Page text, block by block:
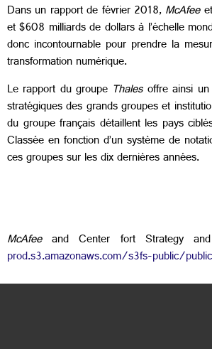
Dans un rapport de février 2018,McAfee
et $608 milliards de dollars à l’échelle
donc incontournable pour prendre la
transformation numérique.
Le rapport du groupe Thalesoffre ainsi un
stratégiques des grands groupes et
du groupe français détaillent les pays
Classée en fonction d’un système de
ces groupes sur les dix dernières années.
McAfeeand Center fort Strategy and
prod.s3.amazonaws.com/s3fs-public/